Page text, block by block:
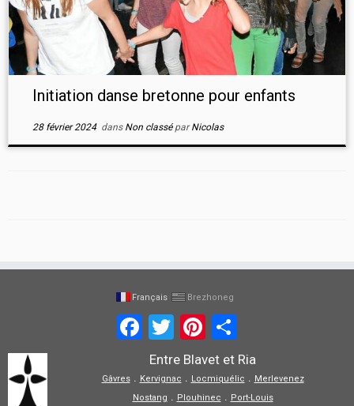
Initiation danse bretonne pour enfants
28 février 2024dans Non classé parNicolas
Français Brezhoneg
FacebookTwitter Pinterest
Entre Blavet et Ria
Gâvres. Kervignac . Locmiquélic . Merlevenez
Nostang . Plouhinec . Port-Louis